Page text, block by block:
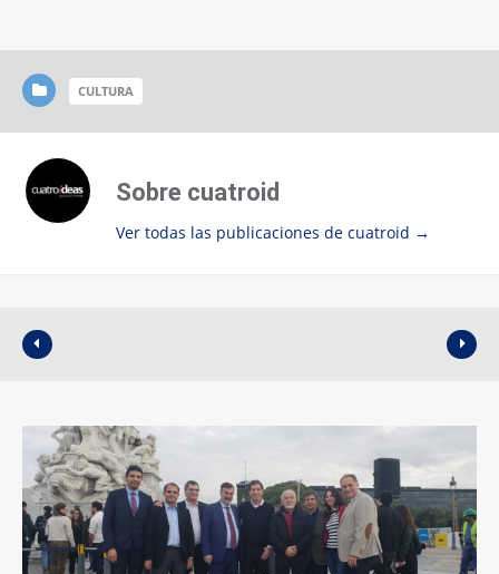
CULTURA
Sobre cuatroid
Ver todas las publicaciones de cuatroid →